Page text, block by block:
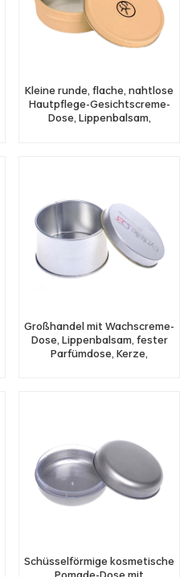
Kleine runde, flache, nahtlose
Hautpflege-Gesichtscreme-
Dose, Lippenbalsam,
Großhandel mit Wachscreme-
Dose, Lippenbalsam, fester
Parfümdose, Kerze,
Schüsselförmige kosmetische